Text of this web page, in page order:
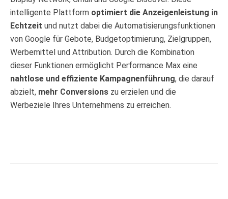
intelligente Plattform optimiert die Anzeigenleistung in
Echtzeit und nutzt dabei die Automatisierungsfunktionen
von Google für Gebote, Budgetoptimierung, Zielgruppen,
Werbemittel und Attribution. Durch die Kombination
dieser Funktionen ermöglicht Performance Max eine
nahtlose und effiziente Kampagnenführung, die darauf
abzielt, mehr Conversions zu erzielen und die
Werbeziele Ihres Unternehmens zu erreichen.